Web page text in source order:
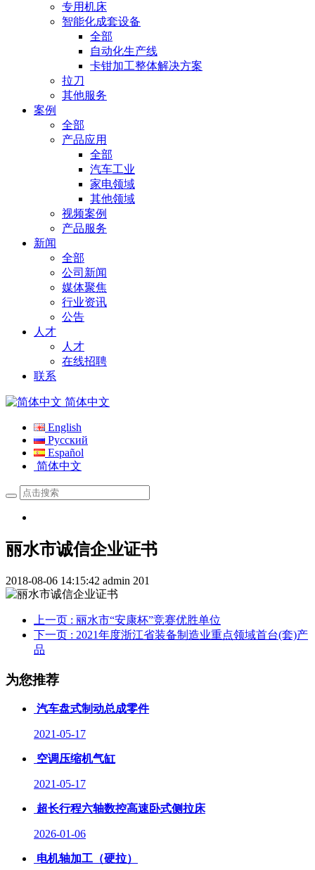
专用机床
智能化成套设备
全部
自动化生产线
卡钳加工整体解决方案
拉刀
其他服务
案例
全部
产品应用
全部
汽车工业
家电领域
其他领域
视频案例
产品服务
新闻
全部
公司新闻
媒体聚焦
行业资讯
公告
人才
人才
在线招聘
联系
简体中文
English
Русский
Español
简体中文
丽水市诚信企业证书
2018-08-06 14:15:42 admin 201
上一页 : 丽水市“安康杯”竞赛优胜单位
下一页 : 2021年度浙江省装备制造业重点领域首台(套)产
品
为您推荐
汽车盘式制动总成零件
2021-05-17
空调压缩机气缸
2021-05-17
超长行程六轴数控高速卧式侧拉床
2026-01-06
电机轴加工（硬拉）